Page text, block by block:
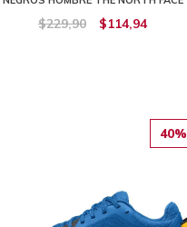
$229,90 $114,94
40%